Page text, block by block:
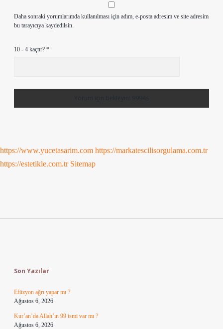
Daha sonraki yorumlarımda kullanılması için adım, e-posta adresim ve site adresim
bu tarayıcıya kaydedilsin.
10 - 4 kaçtır? *
https://www.yucetasarim.com https://markatescilisorgulama.com.tr
https://estetikle.com.tr Sitemap
Son Yazılar
Efüzyon ağrı yapar mı ?
Ağustos 6, 2026
Kur’an’da Allah’ın 99 ismi var mı ?
Ağustos 6, 2026